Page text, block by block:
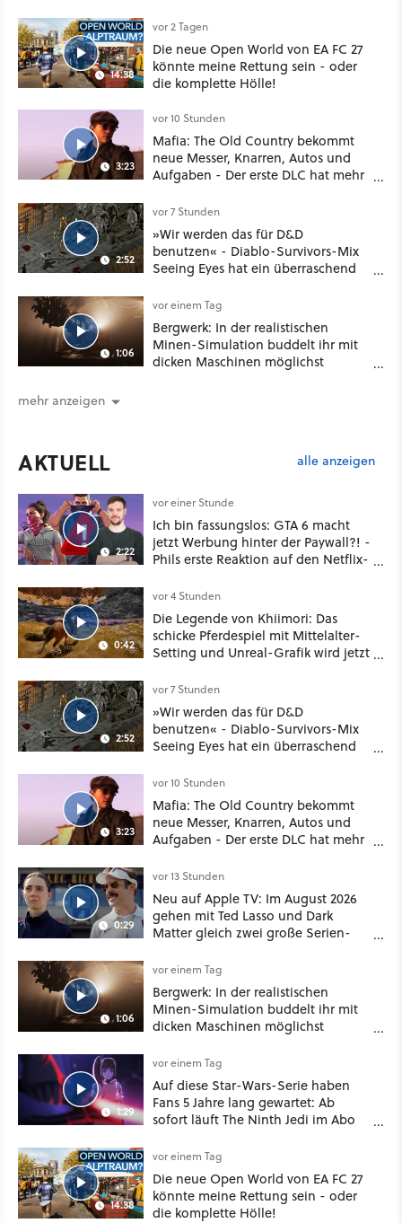
14:38
vor 2 Tagen
Die neue Open World von EA FC 27
könnte meine Rettung sein - oder
die komplette Hölle!
3:23
vor 10 Stunden
Mafia: The Old Country bekommt
neue Messer, Knarren, Autos und
Aufgaben - Der erste DLC hat mehr
2:52
vor 7 Stunden
»Wir werden das für D&D
benutzen« - Diablo-Survivors-Mix
Seeing Eyes hat ein überraschend
1:06
vor einem Tag
Bergwerk: In der realistischen
Minen-Simulation buddelt ihr mit
dicken Maschinen möglichst
mehr anzeigen
AKTUELL alle anzeigen
2:22
vor einer Stunde
Ich bin fassungslos: GTA 6 macht
jetzt Werbung hinter der Paywall?! -
Phils erste Reaktion auf den Netflix-
0:42
vor 4 Stunden
Die Legende von Khiimori: Das
schicke Pferdespiel mit Mittelalter-
Setting und Unreal-Grafik wird jetzt
2:52
vor 7 Stunden
»Wir werden das für D&D
benutzen« - Diablo-Survivors-Mix
Seeing Eyes hat ein überraschend
3:23
vor 10 Stunden
Mafia: The Old Country bekommt
neue Messer, Knarren, Autos und
Aufgaben - Der erste DLC hat mehr
0:29
vor 13 Stunden
Neu auf Apple TV: Im August 2026
gehen mit Ted Lasso und Dark
Matter gleich zwei große Serien-
1:06
vor einem Tag
Bergwerk: In der realistischen
Minen-Simulation buddelt ihr mit
dicken Maschinen möglichst
1:29
vor einem Tag
Auf diese Star-Wars-Serie haben
Fans 5 Jahre lang gewartet: Ab
sofort läuft The Ninth Jedi im Abo
14:38
vor einem Tag
Die neue Open World von EA FC 27
könnte meine Rettung sein - oder
die komplette Hölle!